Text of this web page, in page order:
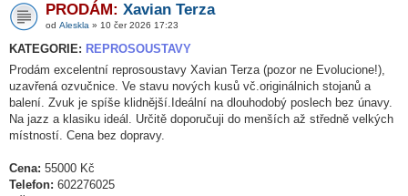
PRODÁM: Xavian Terza
od Aleskla » 10 čer 2026 17:23
KATEGORIE: REPROSOUSTAVY
Prodám excelentní reprosoustavy Xavian Terza (pozor ne Evolucione!),
uzavřená ozvučnice. Ve stavu nových kusů vč.originálnich stojanů a
balení. Zvuk je spíše klidnější.Ideální na dlouhodobý poslech bez únavy.
Na jazz a klasiku ideál. Určitě doporučuji do menších až středně velkých
místností. Cena bez dopravy.
Cena: 55000 Kč
Telefon: 602276025